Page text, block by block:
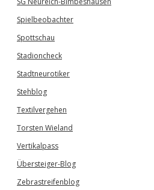
Spielbeobachter
Spottschau
Stadioncheck
Stadtneurotiker
Stehblog
Textilvergehen
Torsten Wieland
Vertikalpass
Übersteiger-Blog
Zebrastreifenblog